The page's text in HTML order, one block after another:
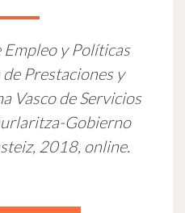
y Políticas
Prestaciones y
Vasco de Servicios
Gobierno
2018, online.